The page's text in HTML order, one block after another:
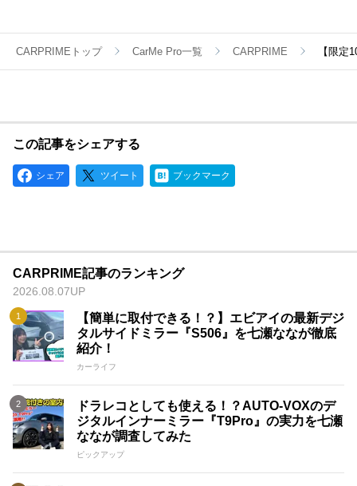
CARPRIMEトップ CarMe Pro一覧 CARPRIME 【限
この記事をシェアする
シェア ツイート ブックマーク
CARPRIME記事のランキング
2026.08.07UP
【簡単に取付できる！？】エビアイの最新デジ
タルサイドミラー『S506』を七瀬ななが徹底
紹介！
カーライフ
ドラレコとしても使える！？AUTO-VOXのデ
ジタルインナーミラー『T9Pro』の実力を七瀬
ななが調査してみた
ピックアップ